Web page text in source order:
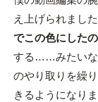
え上げられまし
でこの色にした
する……みたいな
のやり取りを繰
きるようになり